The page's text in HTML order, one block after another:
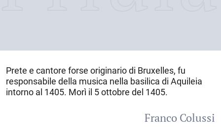
Prete e cantore forse originario di Bruxelles, fu
responsabile della musica nella basilica di Aquileia
intorno al 1405. Morì il 5 ottobre del 1405.
Franco Colussi